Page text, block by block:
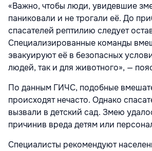
«Важно, чтобы люди, увидевшие
паниковали и не трогали её. До
спасателей рептилию следует
Специализированные команды
эвакуируют её в безопасных
людей, так и для животного», —
По данным ГИЧС, подобные
происходят нечасто. Однако
вызвали в детский сад. Змею
причинив вреда детям или
Специалисты рекомендуют